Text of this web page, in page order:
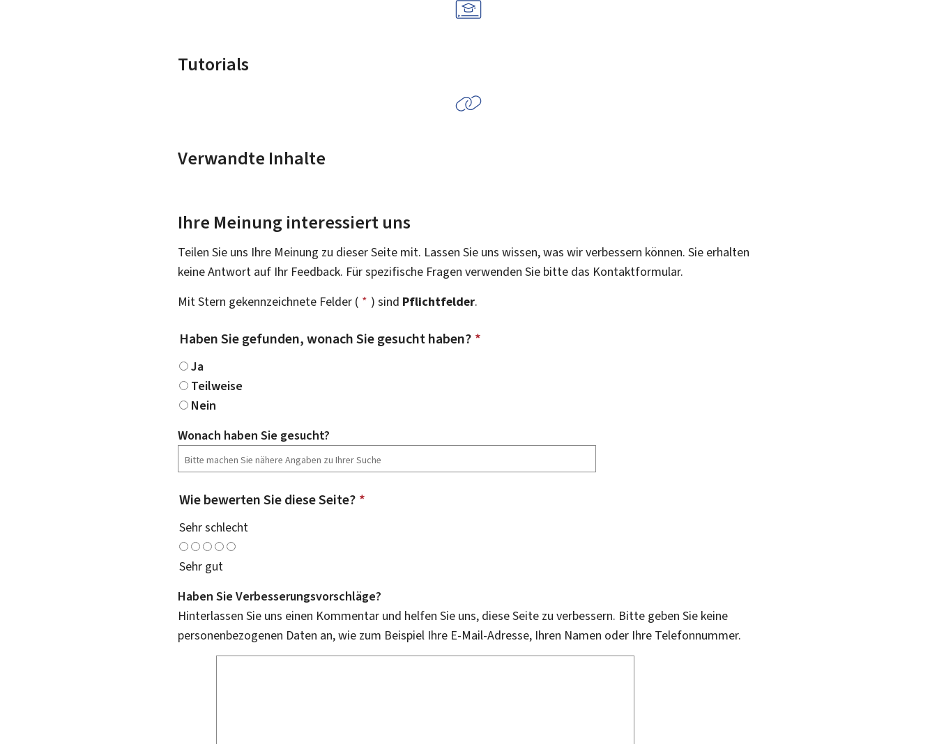
Tutorials
Verwandte Inhalte
Ihre Meinung interessiert uns
Teilen Sie uns Ihre Meinung zu dieser Seite mit. Lassen Sie uns wissen, was wir verbessern können. Sie erhalten
keine Antwort auf Ihr Feedback. Für spezifische Fragen verwenden Sie bitte das Kontaktformular.
Mit Stern gekennzeichnete Felder ( * ) sind Pflichtfelder.
Haben Sie gefunden, wonach Sie gesucht haben? *
Ja
Teilweise
Nein
Wonach haben Sie gesucht?
Wie bewerten Sie diese Seite? *
Sehr schlecht
Sehr gut
Haben Sie Verbesserungsvorschläge?
Hinterlassen Sie uns einen Kommentar und helfen Sie uns, diese Seite zu verbessern. Bitte geben Sie keine
personenbezogenen Daten an, wie zum Beispiel Ihre E-Mail-Adresse, Ihren Namen oder Ihre Telefonnummer.